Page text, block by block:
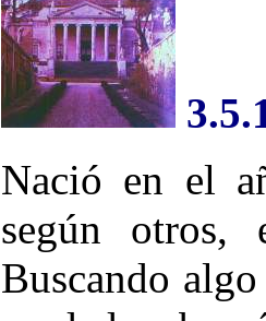
Nació en el
según otros,
Buscando